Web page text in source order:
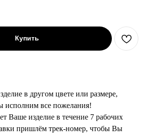
Купить
в другом цвете или размере,
исполним все пожелания!
Ваше изделие в течение 7 рабочих
пришлём трек-номер, чтобы Вы